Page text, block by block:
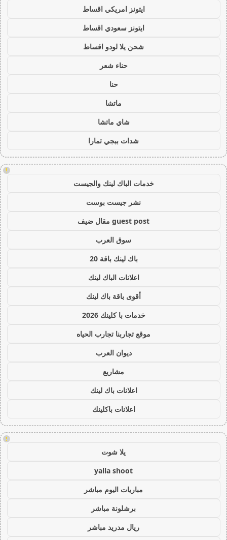
ايتونز امريكي اقساط
ايتونز سعودي اقساط
شحن يلا لودو اقساط
حناء شعر
حنا
ماتشا
شاي ماتشا
شدات ببجي تمارا
!
خدمات الباك لينك والجيست
نشر جيست بوست
guest post مقال ضيف
سوق العرب
باك لينك باقة 20
اعلانات الباك لينك
أقوى باقة باك لينك
خدمات با كلينك 2026
موقع تجاربنا تجارب الحياه
ديوان العرب
مشاريع
اعلانات باك لينك
اعلانات باكلينك
!
يلا شوت
yalla shoot
مباريات اليوم مباشر
برشلونة مباشر
ريال مدريد مباشر